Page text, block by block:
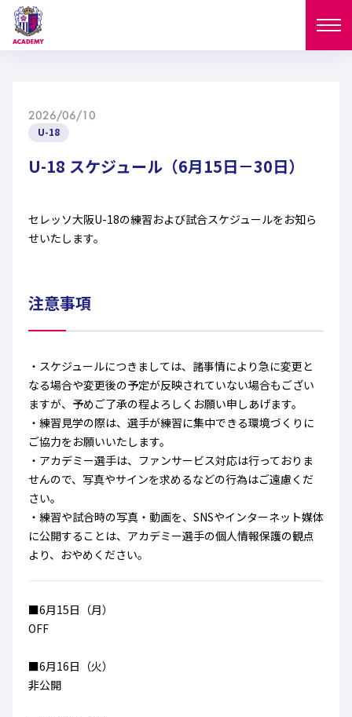
U-15
ガールズU-15
試合日程
西U-15
ガールズU-15
選手
U-18
U-12 ガールズU-18
ガールズU-15
スタッフ
SELECTION
アカデミー
セレクション
フィロソフィー
ハナサカクラブ
セレッソ大阪 レディース
2026/06/10
U-18
U-18 スケジュール（6月15日－30日）
セレッソ大阪U-18の練習および試合スケジュールをお知ら
せいたします。
注意事項
・スケジュールにつきましては、諸事情により急に変更と
なる場合や変更後の予定が反映されていない場合もござい
ますが、予めご了承の程よろしくお願い申しあげます。
・練習見学の際は、選手が練習に集中できる環境づくりに
ご協力をお願いいたします。
・アカデミー選手は、ファンサービス対応は行っておりま
せんので、写真やサインを求めるなどの行為はご遠慮くだ
さい。
・練習や試合時の写真・動画を、SNSやインターネット媒体
に公開することは、アカデミー選手の個人情報保護の観点
より、おやめください。
■6月15日（月）
OFF
■6月16日（火）
非公開